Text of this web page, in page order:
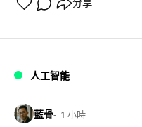
分享
人工智能
藍骨 1 小時